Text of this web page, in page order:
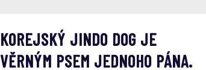
KOREJSKÝ JINDO DOG JE
VĚRNÝM PSEM JEDNOHO PÁNA.